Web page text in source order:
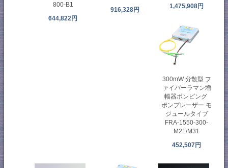
800-B1
644,822円
916,328円
1,475,908円
300mW 分散型 フ
ァイバーラマン増
幅器ポンピング
ポンプレーザー モ
ジュールタイプ
FRA-1550-300-
M21/M31
452,507円